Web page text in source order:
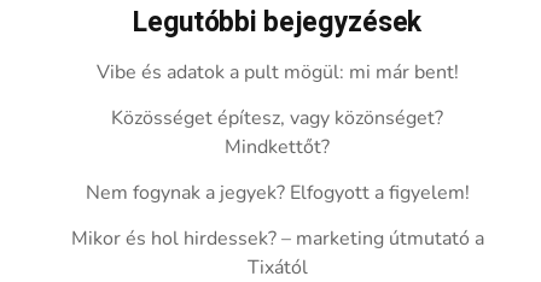
Legutóbbi bejegyzések
Vibe és adatok a pult mögül: mi már bent!
Közösséget építesz, vagy közönséget?
Mindkettőt?
Nem fogynak a jegyek? Elfogyott a figyelem!
Mikor és hol hirdessek? – marketing útmutató a
Tixától